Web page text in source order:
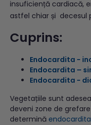
insuficiență cardiacă,
astfel chiar și decesul
Cuprins:
Endocardita -
Endocardita –
Endocardita -
Vegetațiile sunt
deveni zone de
determină